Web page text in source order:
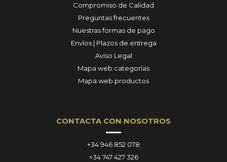
Compromiso de Calidad
Preguntas frecuentes
Nuestras formas de pago
Envíos | Plazos de entrega
Aviso Legal
Mapa web categorías
Mapa web productos
CONTACTA CON NOSOTROS
+34 946 852 078
+34 747 427 326